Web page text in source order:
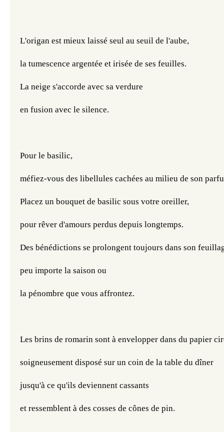
L'origan est mieux laissé seul au seuil de l'aube,
la tumescence argentée et irisée de ses feuilles.
La neige s'accorde avec sa verdure
en fusion avec le silence.
Pour le basilic,
méfiez-vous des libellules cachées au milieu de son
Placez un bouquet de basilic sous votre oreiller,
pour rêver d'amours perdus depuis longtemps.
Des bénédictions se prolongent toujours dans son
peu importe la saison ou
la pénombre que vous affrontez.
Les brins de romarin sont à envelopper dans du papier
soigneusement disposé sur un coin de la table du dîner
jusqu'à ce qu'ils deviennent cassants
et ressemblent à des cosses de cônes de pin.